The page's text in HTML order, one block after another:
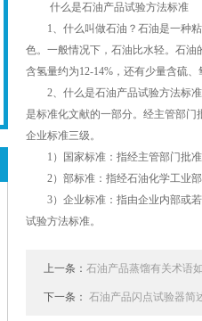
什么是石油产品试验方法标准
1、什么叫做石油？石油是一种粘
色。一般情况下，石油比水轻。石油
含氢量约为12-14%，还有少量含硫
2、什么是石油产品试验方法标准
是标准化文献的一部分。经主管部
企业标准三级。
1）国家标准：指经主管部门批准
2）部标准：指经石油化学工业部
3）企业标准：指由企业内部或若
试验方法标准。
上一条： 石油产品蒸馏有关术语
下一条： 石油产品闪点试验器简